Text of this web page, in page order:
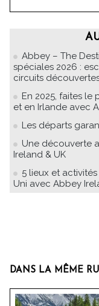
Abbey – The
spéciales 2026 :
circuits
En 2025, faites le
et en Irlande avec
Les départs
Une découverte
Ireland & UK
5 lieux et
Uni avec Abbey
DANS LA MÊME